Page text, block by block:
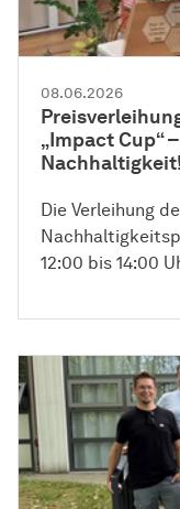
08.06.2026
„Impact Cup“
Nachhaltigkeit!
Die Verleihung
12:00 bis 14:00